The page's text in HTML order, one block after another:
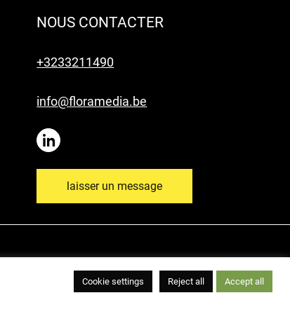
NOUS CONTACTER
+3233211490
info@floramedia.be
laisser un message
Cookie settings Reject all Accept all